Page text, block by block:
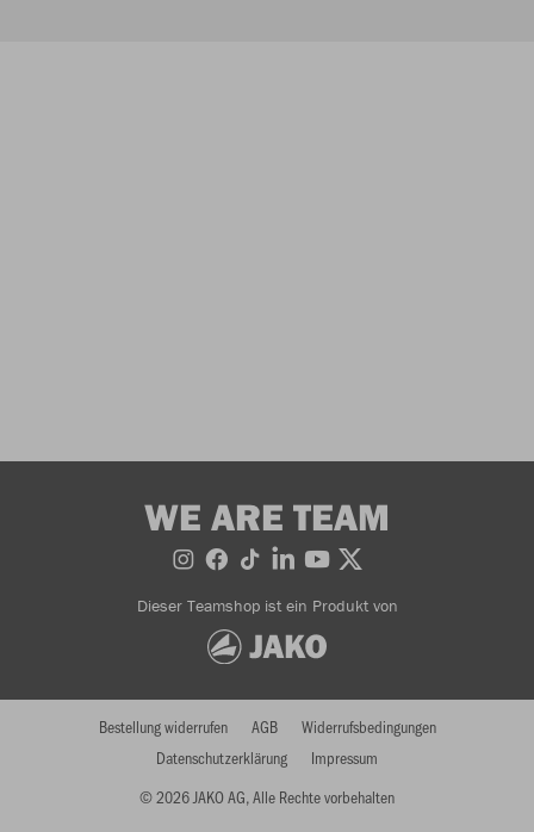
WE ARE TEAM
Dieser Teamshop ist ein Produkt von
© 2026 JAKO AG, Alle Rechte vorbehalten
Bestellung widerrufen AGB
Widerrufsbedingungen
Datenschutzerklärung
Impressum